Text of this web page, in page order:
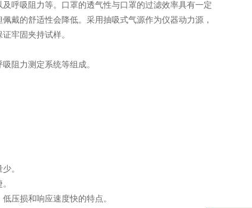
呼吸阻力等。口罩的透气性与口罩的过滤效率具有一定
戴的舒适性会降低。采用抽吸式气源作为仪器动力源，
牢固夹持试样。
阻力测定系统等组成。
。
压损和响应速度快的特点。